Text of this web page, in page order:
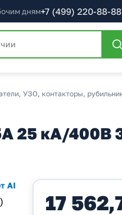
дням+7 (499) 220-88-88
УЗО, контакторы,
25 кА/400В
AI
17